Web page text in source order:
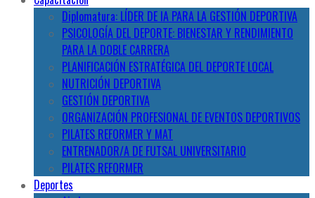
Diplomatura: LÍDER DE IA PARA LA GESTIÓN DEPORTIVA
PSICOLOGÍA DEL DEPORTE: BIENESTAR Y RENDIMIENTO
PARA LA DOBLE CARRERA
PLANIFICACIÓN ESTRATÉGICA DEL DEPORTE LOCAL
NUTRICIÓN DEPORTIVA
GESTIÓN DEPORTIVA
ORGANIZACIÓN PROFESIONAL DE EVENTOS DEPORTIVOS
PILATES REFORMER Y MAT
ENTRENADOR/A DE FUTSAL UNIVERSITARIO
PILATES REFORMER
Deportes